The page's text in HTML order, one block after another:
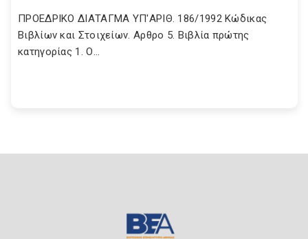
ΠΡΟΕΔΡΙΚΟ ΔΙΑΤΑΓΜΑ ΥΠ'ΑΡΙΘ. 186/1992 Κώδικας
Βιβλίων και Στοιχείων. Αρθρο 5. Βιβλία πρώτης
κατηγορίας 1. Ο...